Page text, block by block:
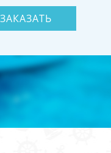
ЗАКАЗАТЬ